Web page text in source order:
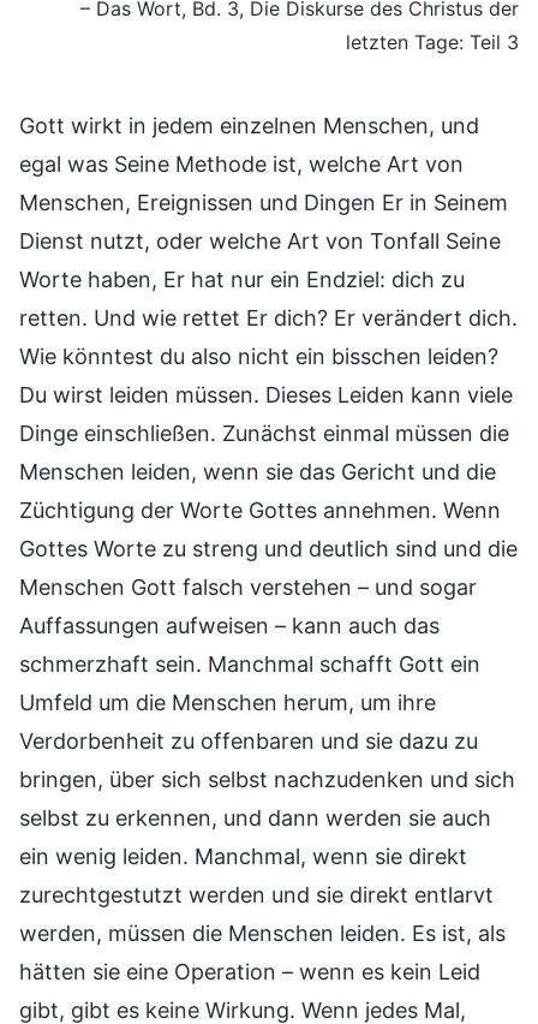
– Das Wort, Bd. 3, Die Diskurse des Christus der
letzten Tage: Teil 3
Gott wirkt in jedem einzelnen Menschen, und
egal was Seine Methode ist, welche Art von
Menschen, Ereignissen und Dingen Er in Seinem
Dienst nutzt, oder welche Art von Tonfall Seine
Worte haben, Er hat nur ein Endziel: dich zu
retten. Und wie rettet Er dich? Er verändert dich.
Wie könntest du also nicht ein bisschen leiden?
Du wirst leiden müssen. Dieses Leiden kann viele
Dinge einschließen. Zunächst einmal müssen die
Menschen leiden, wenn sie das Gericht und die
Züchtigung der Worte Gottes annehmen. Wenn
Gottes Worte zu streng und deutlich sind und die
Menschen Gott falsch verstehen – und sogar
Auffassungen aufweisen – kann auch das
schmerzhaft sein. Manchmal schafft Gott ein
Umfeld um die Menschen herum, um ihre
Verdorbenheit zu offenbaren und sie dazu zu
bringen, über sich selbst nachzudenken und sich
selbst zu erkennen, und dann werden sie auch
ein wenig leiden. Manchmal, wenn sie direkt
zurechtgestutzt werden und sie direkt entlarvt
werden, müssen die Menschen leiden. Es ist, als
hätten sie eine Operation – wenn es kein Leid
gibt, gibt es keine Wirkung. Wenn jedes Mal,